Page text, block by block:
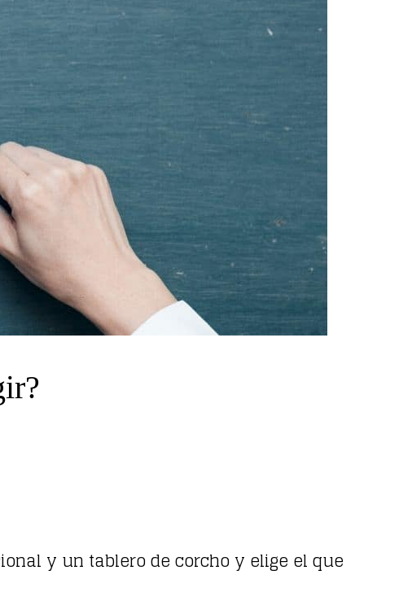
y un tablero de corcho y elige el que